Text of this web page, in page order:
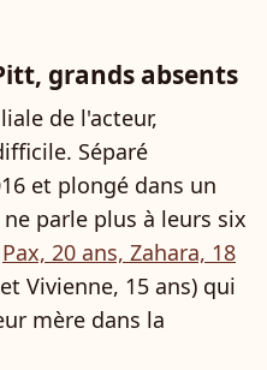
grands absents
de l'acteur,
Séparé
et plongé dans un
parle plus à leurs six
Pax, 20 ans, Zahara, 18
Vivienne, 15 ans) qui
mère dans la